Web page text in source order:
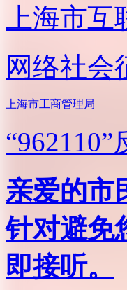
上海市互
网络社会
上海市工商管理局
“962110”
亲爱的市
针对避免
即接听。